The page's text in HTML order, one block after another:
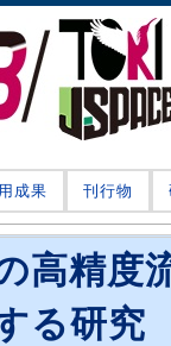
成果 刊行物
高精度
る研究